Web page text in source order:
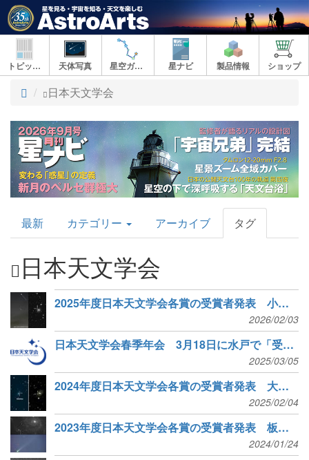
トピックス 天体写真 星空ガイド 星ナビ 製品情報 ショップ
ト
プ
日本天文学会
AstroArts
Topics
最新 カテゴリー アーカイブ タグ
日本天文学会
2025年度日本天文学会各賞の受賞者発表 小嶋さんがダブル受賞
2026/02/03
日本天文学会春季年会 3月18日に水戸で「受賞者を囲む会」
2025/03/05
2024年度日本天文学会各賞の受賞者発表 大越さん、大野さんら
2025/02/04
2023年度日本天文学会各賞の受賞者発表 板垣さん、西村さんら
2024/01/24